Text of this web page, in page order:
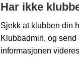
Har ikke
Sjekk at klubben din
Klubbadmin, og send
informasjonen